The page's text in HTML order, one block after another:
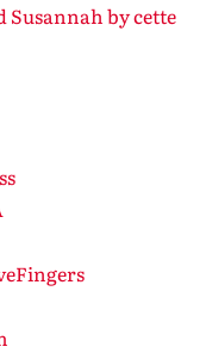
by cette